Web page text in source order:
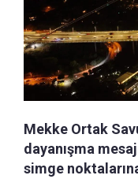
Mekke Ortak
dayanışma
simge